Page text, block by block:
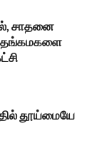
சாதனை
தங்கமகளை
தூய்மையே